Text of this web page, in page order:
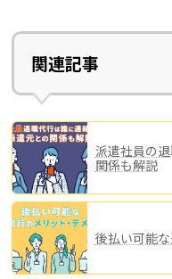
c
e
b
o
o
k
ai e
関連記事
派遣社員の
関係も解説
後払い可能